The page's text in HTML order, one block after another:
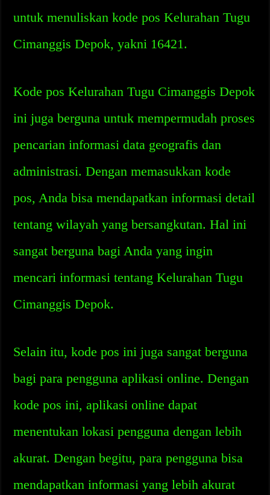
untuk menuliskan kode pos Kelurahan Tugu
Cimanggis Depok, yakni 16421.
Kode pos Kelurahan Tugu Cimanggis Depok
ini juga berguna untuk mempermudah proses
pencarian informasi data geografis dan
administrasi. Dengan memasukkan kode
pos, Anda bisa mendapatkan informasi detail
tentang wilayah yang bersangkutan. Hal ini
sangat berguna bagi Anda yang ingin
mencari informasi tentang Kelurahan Tugu
Cimanggis Depok.
Selain itu, kode pos ini juga sangat berguna
bagi para pengguna aplikasi online. Dengan
kode pos ini, aplikasi online dapat
menentukan lokasi pengguna dengan lebih
akurat. Dengan begitu, para pengguna bisa
mendapatkan informasi yang lebih akurat